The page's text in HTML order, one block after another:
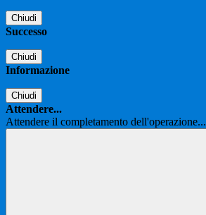
Chiudi
Successo
Chiudi
Informazione
Chiudi
Attendere...
Attendere il completamento dell'operazione...